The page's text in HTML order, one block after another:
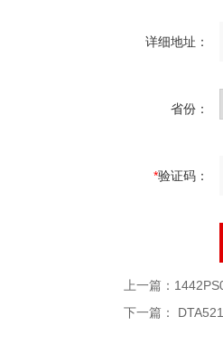
详细地址：
省份：
*验证码：
上一篇：
下一篇：